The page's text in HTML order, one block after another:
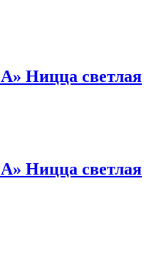
Ницца светлая
Ницца светлая